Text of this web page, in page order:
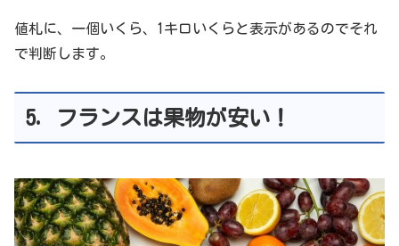
値札に、一個いくら、1キロいくらと表示があるのでそれ
で判断します。
5. フランスは果物が安い！